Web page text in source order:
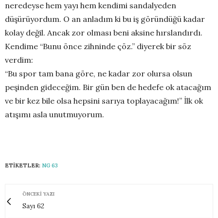
neredeyse hem yayı hem kendimi sandalyeden
düşürüyordum. O an anladım ki bu iş göründüğü kadar
kolay değil. Ancak zor olması beni aksine hırslandırdı.
Kendime “Bunu önce zihninde çöz.” diyerek bir söz
verdim:
“Bu spor tam bana göre, ne kadar zor olursa olsun
peşinden gideceğim. Bir gün ben de hedefe ok atacağım
ve bir kez bile olsa hepsini sarıya toplayacağım!” İlk ok
atışımı asla unutmuyorum.
ETIKETLER: NG 63
ÖNCEKI YAZI
Sayı 62